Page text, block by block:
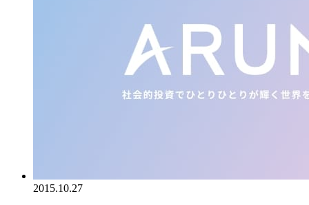
2015.10.27